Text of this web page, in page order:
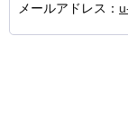
メールアドレス：